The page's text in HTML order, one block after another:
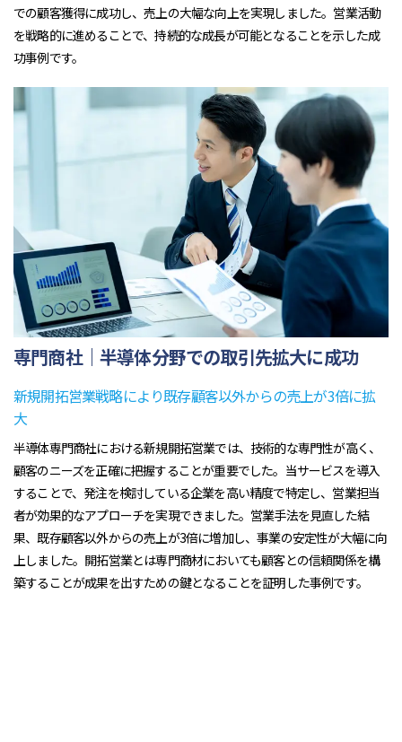
での顧客獲得に成功し、売上の大幅な向上を実現しました。営業活動
を戦略的に進めることで、持続的な成長が可能となることを示した成
功事例です。
専門商社｜半導体分野での取引先拡大に成功
新規開拓営業戦略により既存顧客以外からの売上が3倍に拡
大
半導体専門商社における新規開拓営業では、技術的な専門性が高く、
顧客のニーズを正確に把握することが重要でした。当サービスを導入
することで、発注を検討している企業を高い精度で特定し、営業担当
者が効果的なアプローチを実現できました。営業手法を見直した結
果、既存顧客以外からの売上が3倍に増加し、事業の安定性が大幅に向
上しました。開拓営業とは専門商材においても顧客との信頼関係を構
築することが成果を出すための鍵となることを証明した事例です。